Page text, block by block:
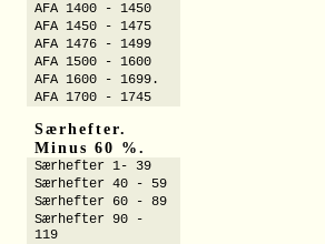
AFA 1400 - 1450
AFA 1450 - 1475
AFA 1476 - 1499
AFA 1500 - 1600
AFA 1600 - 1699.
AFA 1700 - 1745
Særhefter.
Minus 60 %.
Særhefter 1- 39
Særhefter 40 - 59
Særhefter 60 - 89
Særhefter 90 -
119